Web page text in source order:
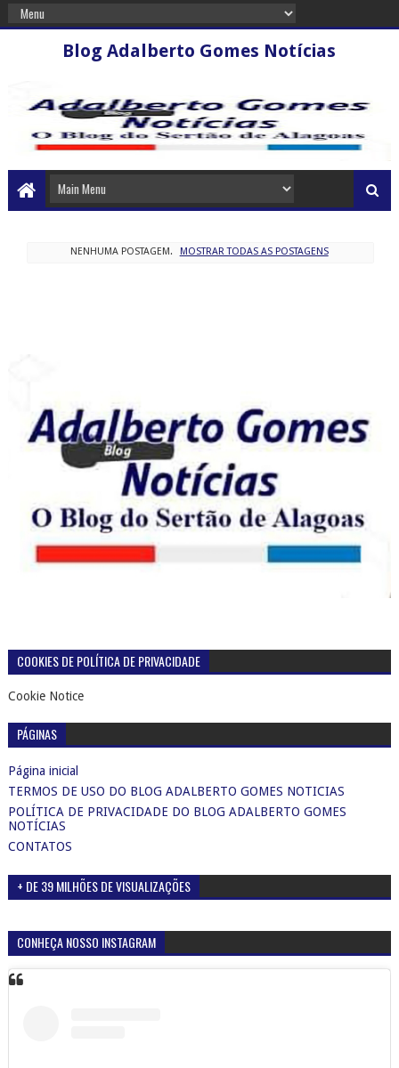
Blog Adalberto Gomes Notícias
NENHUMA POSTAGEM. MOSTRAR TODAS AS POSTAGENS
COOKIES DE POLÍTICA DE PRIVACIDADE
Cookie Notice
PÁGINAS
Página inicial
TERMOS DE USO DO BLOG ADALBERTO GOMES NOTICIAS
POLÍTICA DE PRIVACIDADE DO BLOG ADALBERTO GOMES
NOTÍCIAS
CONTATOS
+ DE 39 MILHÕES DE VISUALIZAÇÕES
CONHEÇA NOSSO INSTAGRAM